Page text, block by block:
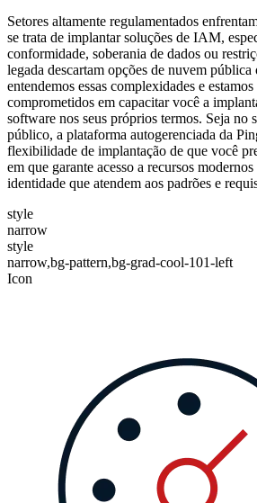
Setores altamente regulamentados
se trata de implantar soluções de IAM,
conformidade, soberania de dados ou
legada descartam opções de nuvem pública
entendemos essas complexidades e
comprometidos em capacitar você a
software nos seus próprios termos. Seja no
público, a plataforma autogerenciada da
flexibilidade de implantação de que você
em que garante acesso a recursos
identidade que atendem aos padrões e
style
narrow
style
narrow,bg-pattern,bg-grad-cool-101-left
Icon